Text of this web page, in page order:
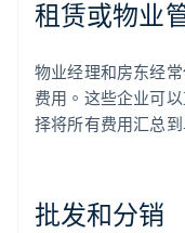
租赁或物业
物业经理和房东经
费用。这些企业可
择将所有费用汇总
批发和分销